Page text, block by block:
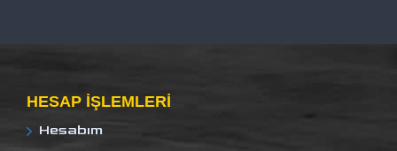
HESAP IŞLEMLERI
Hesabım